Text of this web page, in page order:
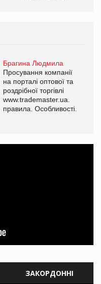
Брагина Людмила
Просування компанії
на порталі оптової та
роздрібної торгівлі
www.trademaster.ua.
правила. Особливості.
ЗАКОРДОННІ